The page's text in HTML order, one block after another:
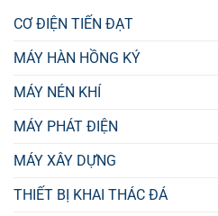
CƠ ĐIỆN TIẾN ĐẠT
MÁY HÀN HỒNG KÝ
MÁY NÉN KHÍ
MÁY PHÁT ĐIỆN
MÁY XÂY DỰNG
THIẾT BỊ KHAI THÁC ĐÁ